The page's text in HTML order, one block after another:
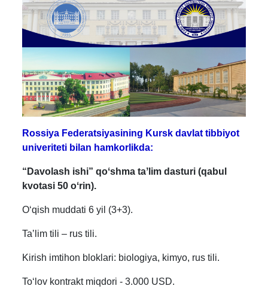
Rossiya Federatsiyasining Kursk davlat tibbiyot
univeriteti bilan hamkorlikda:
“Davolash ishi” qoʻshma taʼlim dasturi (qabul
kvotasi 50 oʻrin).
Oʻqish muddati 6 yil (3+3).
Taʼlim tili – rus tili.
Kirish imtihon bloklari: biologiya, kimyo, rus tili.
Toʻlov kontrakt miqdori - 3.000 USD.